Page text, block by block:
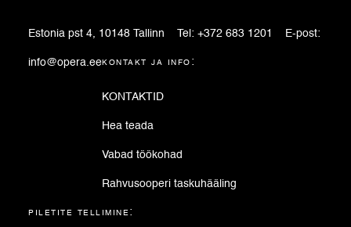
Estonia pst 4, 10148 Tallinn Tel: +372 683 1201 E-post:
info@opera.eekontakt ja info:
KONTAKTID
Hea teada
Vabad töökohad
Rahvusooperi taskuhääling
piletite tellimine: